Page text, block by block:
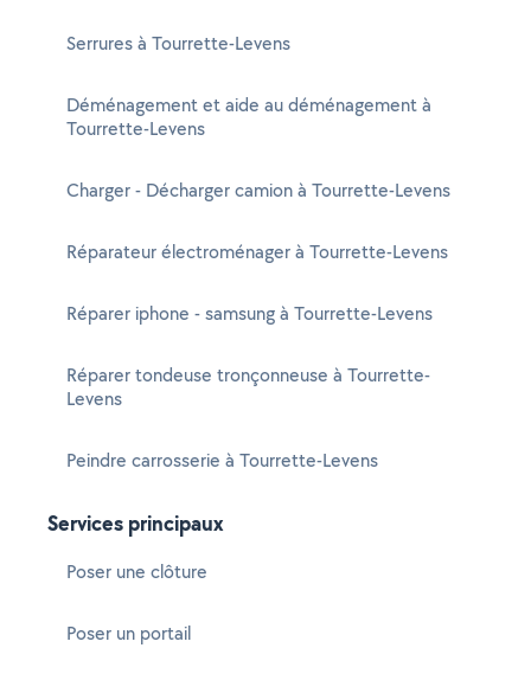
Serrures à Tourrette-Levens
Déménagement et aide au déménagement à
Tourrette-Levens
Charger - Décharger camion à Tourrette-Levens
Réparateur électroménager à Tourrette-Levens
Réparer iphone - samsung à Tourrette-Levens
Réparer tondeuse tronçonneuse à Tourrette-
Levens
Peindre carrosserie à Tourrette-Levens
Services principaux
Poser une clôture
Poser un portail